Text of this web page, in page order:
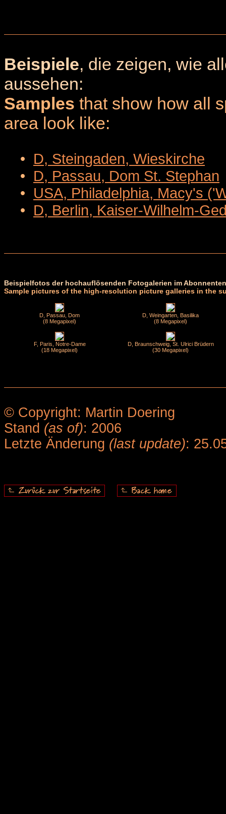
Beispiele, die zeigen, wie
aussehen:
Samples that show how all
area look like:
• D, Steingaden, Wieskirche
• D, Passau, Dom St. Stephan
• USA, Philadelphia, Macy's
• D, Berlin, Kaiser-Wilhelm-
Beispielfotos der hochauflösenden Fotogalerien im
Sample pictures of the high-resolution picture galleries in the
D, Passau, Dom
(8 Megapixel)
D, Weingarten, Basilika
(8 Megapixel)
F, Paris, Notre-Dame
(18 Megapixel)
D, Braunschweig, St. Ulrici Brüdern
(30 Megapixel)
© Copyright: Martin Doering
Stand (as of): 2006
Letzte Änderung (last update):